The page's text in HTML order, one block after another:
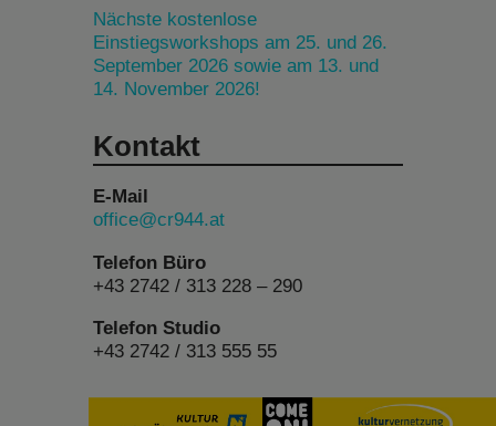
Nächste kostenlose
Einstiegsworkshops am 25. und 26.
September 2026 sowie am 13. und
14. November 2026!
Kontakt
E-Mail
office@cr944.at
Telefon Büro
+43 2742 / 313 228 – 290
Telefon Studio
+43 2742 / 313 555 55